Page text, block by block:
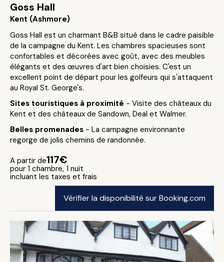
Goss Hall
Kent (Ashmore)
Goss Hall est un charmant B&B situé dans le cadre paisible
de la campagne du Kent. Les chambres spacieuses sont
confortables et décorées avec goût, avec des meubles
élégants et des œuvres d'art bien choisies. C'est un
excellent point de départ pour les golfeurs qui s'attaquent
au Royal St. George's.
Sites touristiques à proximité - Visite des châteaux du
Kent et des châteaux de Sandown, Deal et Walmer.
Belles promenades - La campagne environnante
regorge de jolis chemins de randonnée.
A partir de117€
pour 1 chambre, 1 nuit
incluant les taxes et frais
Vérifier la disponibilité sur Booking.com